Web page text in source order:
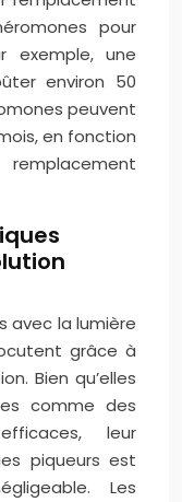
pour
exemple, une
environ 50
peuvent
en fonction
avec la lumière
grâce à
Bien qu’elles
comme des
leur
piqueurs est
Les